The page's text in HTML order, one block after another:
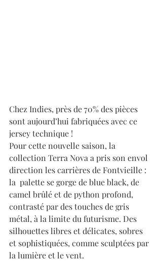
Chez Indies, près de 70% des pièces
sont aujourd’hui fabriquées avec ce
jersey technique !
Pour cette nouvelle saison, la
collection Terra Nova a pris son envol
direction les carrières de Fontvieille :
la  palette se gorge de blue black, de
camel brûlé et de python profond,
contrasté par des touches de gris
métal, à la limite du futurisme. Des
silhouettes libres et délicates, sobres
et sophistiquées, comme sculptées par
la lumière et le vent.